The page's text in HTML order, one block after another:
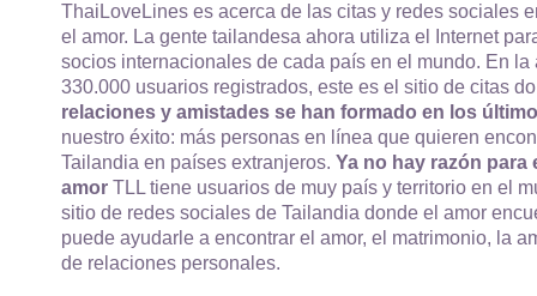
ThaiLoveLines es acerca de las citas y redes sociales
el amor. La gente tailandesa ahora utiliza el Internet
socios internacionales de cada país en el mundo. En la
330.000 usuarios registrados, este es el sitio de citas
relaciones y amistades se han formado en los
nuestro éxito: más personas en línea que quieren
Tailandia en países extranjeros. Ya no hay razón
amor TLL tiene usuarios de muy país y territorio en el
sitio de redes sociales de Tailandia donde el amor
puede ayudarle a encontrar el amor, el matrimonio, la
de relaciones personales.